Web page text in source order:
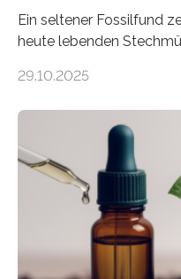
Ein seltener Fossilfund
heute lebenden
Forschende die bisher
Region Kachin in
ausgezeichnetem
Art einer neuen Gattung
nun den Namen
fossile Nachweis einer
stellt gleichzeitig den
Mückenlarve aus dem
29.10.2025